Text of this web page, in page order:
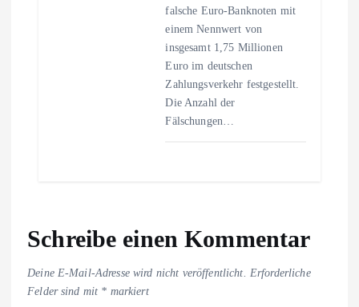
falsche Euro-Banknoten mit
einem Nennwert von
insgesamt 1,75 Millionen
Euro im deutschen
Zahlungsverkehr festgestellt.
Die Anzahl der
Fälschungen…
Schreibe einen Kommentar
Deine E-Mail-Adresse wird nicht veröffentlicht.
Erforderliche
Felder sind mit * markiert